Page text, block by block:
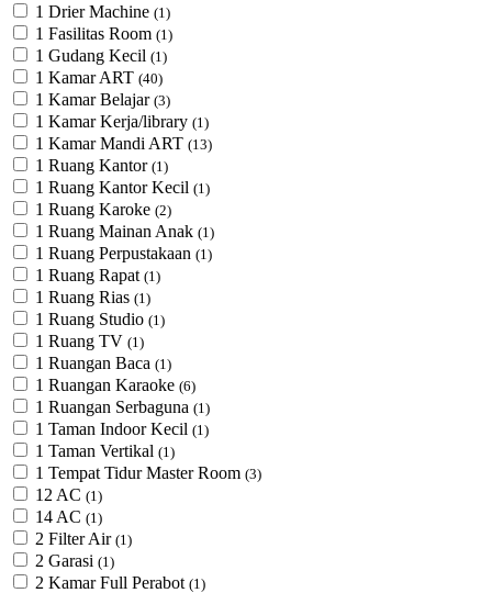
1 Drier Machine (1)
1 Fasilitas Room (1)
1 Gudang Kecil (1)
1 Kamar ART (40)
1 Kamar Belajar (3)
1 Kamar Kerja/library (1)
1 Kamar Mandi ART (13)
1 Ruang Kantor (1)
1 Ruang Kantor Kecil (1)
1 Ruang Karoke (2)
1 Ruang Mainan Anak (1)
1 Ruang Perpustakaan (1)
1 Ruang Rapat (1)
1 Ruang Rias (1)
1 Ruang Studio (1)
1 Ruang TV (1)
1 Ruangan Baca (1)
1 Ruangan Karaoke (6)
1 Ruangan Serbaguna (1)
1 Taman Indoor Kecil (1)
1 Taman Vertikal (1)
1 Tempat Tidur Master Room (3)
12 AC (1)
14 AC (1)
2 Filter Air (1)
2 Garasi (1)
2 Kamar Full Perabot (1)